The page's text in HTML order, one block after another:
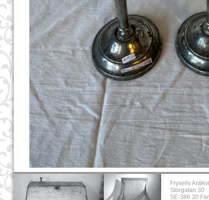
Fryxells
Storgatan 30
SE-386 30